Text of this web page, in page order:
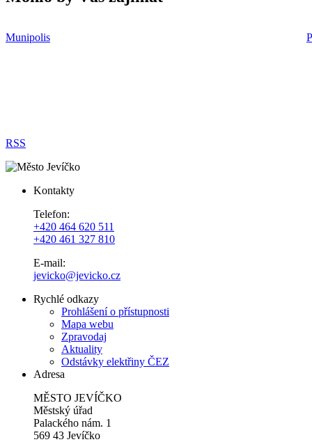
Munipolis
RSS
Kontakty
Telefon:
+420 464 620 511
+420 461 327 810
E-mail:
jevicko@jevicko.cz
Rychlé odkazy
Prohlášení o přístupnosti
Mapa webu
Zpravodaj
Aktuality
Odstávky elektřiny ČEZ
Adresa
MĚSTO JEVÍČKO
Městský úřad
Palackého nám. 1
569 43 Jevíčko